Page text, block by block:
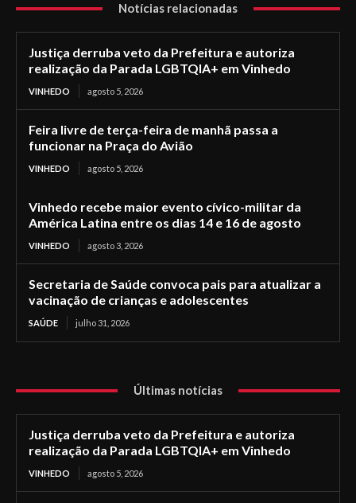
Notícias relacionadas
Justiça derruba veto da Prefeitura e autoriza
realização da Parada LGBTQIA+ em Vinhedo
VINHEDO agosto 5, 2026
Feira livre de terça-feira de manhã passa a
funcionar na Praça do Avião
VINHEDO agosto 5, 2026
Vinhedo recebe maior evento cívico-militar da
América Latina entre os dias 14 e 16 de agosto
VINHEDO agosto 3, 2026
Secretaria de Saúde convoca pais para atualizar a
vacinação de crianças e adolescentes
SAÚDE julho 31, 2026
Últimas notícias
Justiça derruba veto da Prefeitura e autoriza
realização da Parada LGBTQIA+ em Vinhedo
VINHEDO agosto 5, 2026